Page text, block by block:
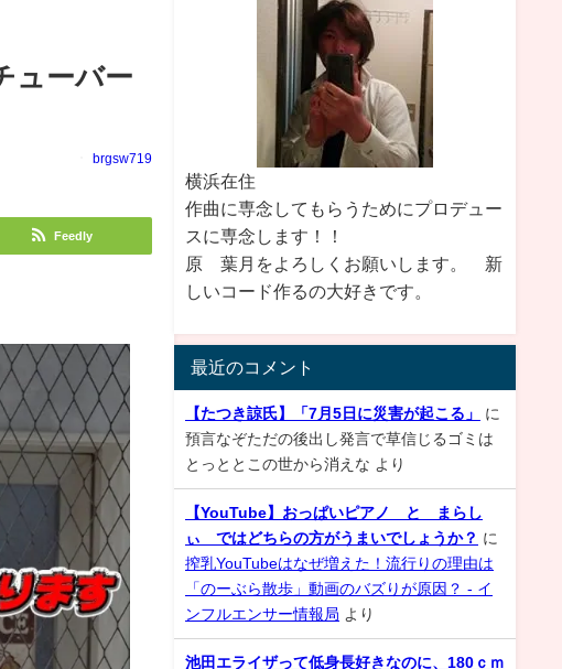
ューバー
brgsw719
Feedly
横浜在住
作曲に専念してもらうためにプロデュー
スに専念します！！
原 葉月をよろしくお願いします。 新
しいコード作るの大好きです。
最近のコメント
【たつき諒氏】「7月5日に災害が起こる」
に
預言なぞただの後出し発言で草信じるゴミは
とっととこの世から消えな より
【YouTube】おっぱいピアノ と まらし
ぃ ではどちらの方がうまいでしょうか？ に
搾乳YouTubeはなぜ増えた！流行りの理由は
「のーぶら散歩」動画のバズりが原因？ - イ
ンフルエンサー情報局 より
池田エライザって低身長好きなのに、180ｃｍ